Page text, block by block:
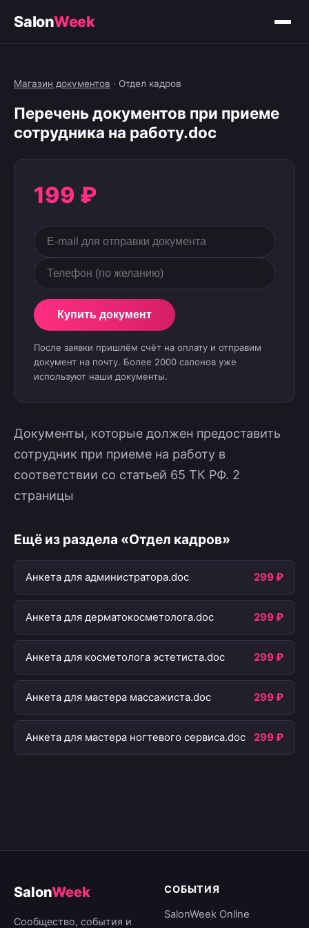
SalonWeek
Магазин документов · Отдел кадров
Перечень документов при приеме
сотрудника на работу.doc
199 ₽
Купить документ
После заявки пришлём счёт на оплату и отправим
документ на почту. Более 2000 салонов уже
используют наши документы.
Документы, которые должен предоставить
сотрудник при приеме на работу в
соответствии со статьей 65 ТК РФ. 2
страницы
Ещё из раздела «Отдел кадров»
Анкета для администратора.doc 299 ₽
Анкета для дерматокосметолога.doc 299 ₽
Анкета для косметолога эстетиста.doc 299 ₽
Анкета для мастера массажиста.doc 299 ₽
Анкета для мастера ногтевого сервиса.doc 299 ₽
SalonWeek
Сообщество, события и
СОБЫТИЯ
SalonWeek Online